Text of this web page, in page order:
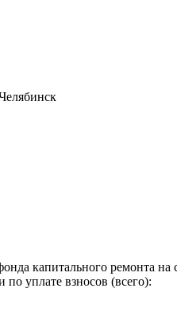
капитального ремонта на
уплате взносов (всего):